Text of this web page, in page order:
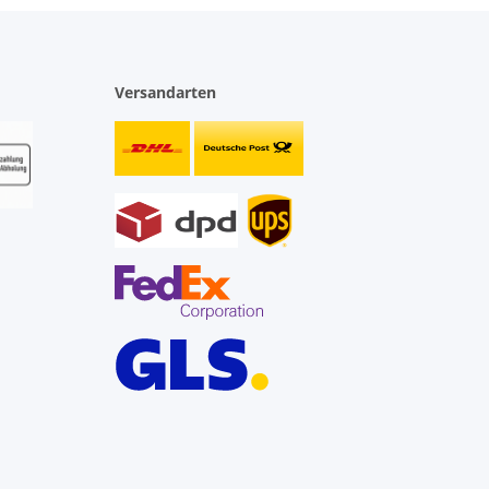
Versandarten